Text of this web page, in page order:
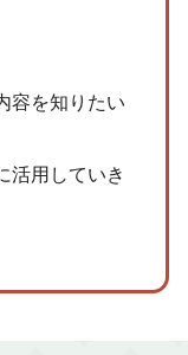
容を知りたい
活用していき